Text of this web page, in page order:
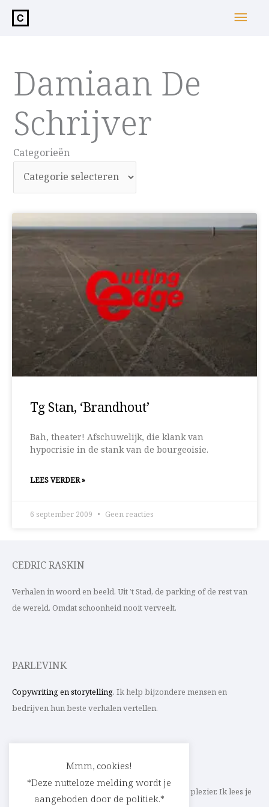
inhoud
Damiaan De
Schrijver
Categorieën
Categorieën
Tg Stan, ‘Brandhout’
Bah, theater! Afschuwelijk, die klank van
hypocrisie in de stank van de bourgeoisie.
LEES VERDER »
6 september 2009 Geen reacties
CEDRIC RASKIN
Verhalen in woord en beeld. Uit ’t Stad, de parking of de rest van
de wereld. Omdat schoonheid nooit verveelt.
PARLEVINK
Copywriting en storytelling. Ik help bijzondere mensen en
bedrijven hun beste verhalen vertellen.
Schrijf ik straks mee aan jouw verhaal? Met veel plezier. Ik lees je
Mmm, cookies!
*Deze nutteloze melding wordt je
aangeboden door de politiek.*